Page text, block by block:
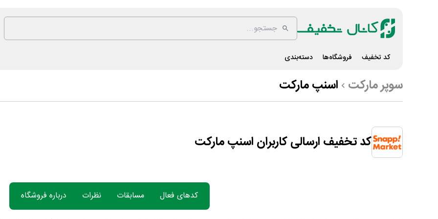
کد تخفیف فروشگاه‌ها دسته‌بندی
سوپر مارکت اسنپ مارکت
کد تخفیف ارسالی کاربران اسنپ مارکت
کدهای فعال مسابقات نظرات درباره فروشگاه